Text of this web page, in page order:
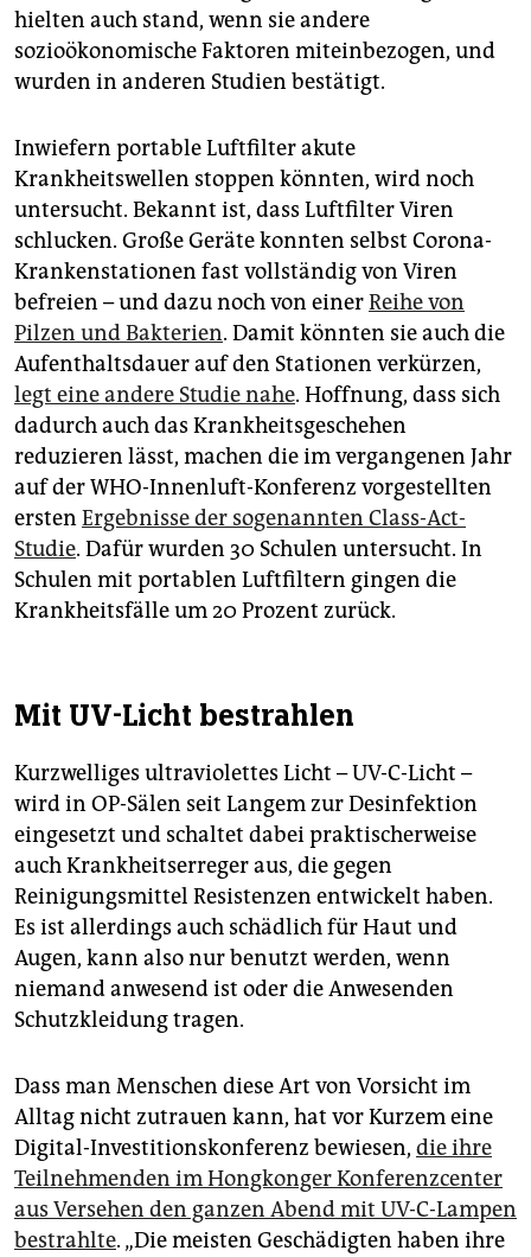
hielten auch stand, wenn sie andere
sozioökonomische Faktoren miteinbezogen, und
wurden in anderen Studien bestätigt.
Inwiefern portable Luftfilter akute
Krankheitswellen stoppen könnten, wird noch
untersucht. Bekannt ist, dass Luftfilter Viren
schlucken. Große Geräte konnten selbst Corona-
Krankenstationen fast vollständig von Viren
befreien – und dazu noch von einerReihe von
Pilzen und Bakterien. Damit könnten sie auch die
Aufenthaltsdauer auf den Stationen verkürzen,
legt eine andere Studie nahe. Hoffnung, dass sich
dadurch auch das Krankheitsgeschehen
reduzieren lässt, machen die im vergangenen Jahr
auf der WHO-Innenluft-Konferenz vorgestellten
ersten Ergebnisse der sogenannten Class-Act-
Studie. Dafür wurden 30 Schulen untersucht. In
Schulen mit portablen Luftfiltern gingen die
Krankheitsfälle um 20 Prozent zurück.
Mit UV-Licht bestrahlen
Kurzwelliges ultraviolettes Licht – UV-C-Licht –
wird in OP-Sälen seit Langem zur Desinfektion
eingesetzt und schaltet dabei praktischerweise
auch Krankheitserreger aus, die gegen
Reinigungsmittel Resistenzen entwickelt haben.
Es ist allerdings auch schädlich für Haut und
Augen, kann also nur benutzt werden, wenn
niemand anwesend ist oder die Anwesenden
Schutzkleidung tragen.
Dass man Menschen diese Art von Vorsicht im
Alltag nicht zutrauen kann, hat vor Kurzem eine
Digital-Investitionskonferenz bewiesen, die ihre
Teilnehmenden im Hongkonger Konferenzcenter
aus Versehen den ganzen Abend mit UV-C-Lampen
bestrahlte. „Die meisten Geschädigten haben ihre